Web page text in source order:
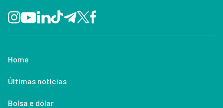
Home
Últimas notícias
Bolsa e dólar